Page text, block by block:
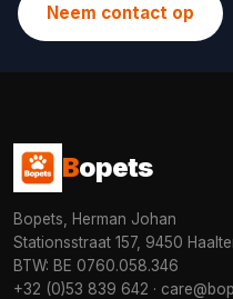
Neem contact op
Bopets
Bopets, Herman Johan
Stationsstraat 157, 9450
BTW: BE 0760.058.346
+32 (0)53 839 642 ·